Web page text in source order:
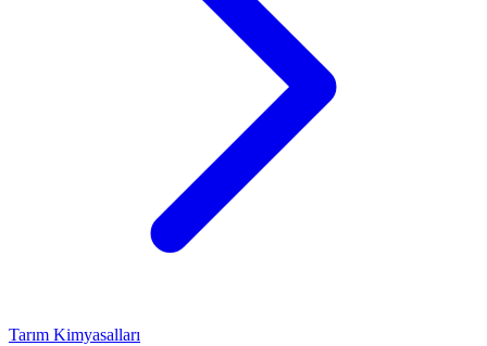
Tarım Kimyasalları